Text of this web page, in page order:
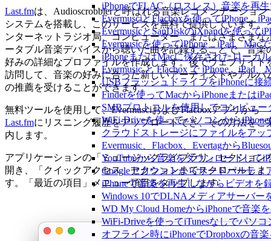
iPhoneでFLAC（ロスレス）音楽を再
EvermusciとFlacboxを使ってiPhone、
EvermusicとSanDiskのiXpandを使っ
Evermusicを使ってiPhone、iPad、Mac
iPhoneまたはMacに保存されたローカ
Evermusic と Flacbox で iPhone、iPad
USBフラッシュドライブをiPhoneに
Finderを使ってMacからiPhoneまたは
SMBプロトコルを使用してコンピュ
WiFi-Driveを使ってパソコンから
クラウドストレージにファイルをアッ
Evermusic、Flacbox、Evertagから
YouTubeから音楽をダウンロードして
Googleアカウントからサードパーティ
iPhoneで音楽を再生しながらビデオを
Windows 10でDLNAメディアサーバー
WD My Cloud HomeからiPhoneで音楽
WiFi-Driveを使ってiTunesなしでパソ
オフライン時にiPhoneでDropboxの音
Last.fmは、Audioscrobblerと呼ばれる音楽レコメンデーション
システムを搭載し、このサービスを無料で提供しています。
ンターネットラジオ局、コンピューター、またはさまざまな
ータブル音楽デバイスから聴いた曲を記録することで、音楽
好みの詳細なプロファイルを作成します。後でウェブサイト
訪問して、音楽の好みに合った新しいアーティストやアルバ
の推薦を受けることができます。
無料ツールを使用して、EvermusciおよびFlacboxアプリから
Last.fmにリスニング履歴をアップロードでき、その方法をご
内します。
アプリケーションの「ミュージックライブラリ」セクション
開き、「クイックアクセス」セクションまでスクロールしま
す。「最近の項目」メニュー項目をタップします。